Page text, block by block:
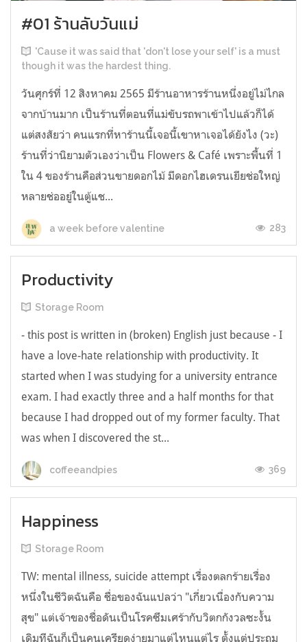
#01 ร้านลับวันแม่
'Cause it was said that 'don't lose your self' is a must
though it was the hardest thing.
วันศุกร์ที่ 12 สิงหาคม 2565 มีร้านอาหารร้านหนึ่งอยู่ไม่ไกล
จากบ้านมาก เป็นร้านที่ตอนที่แม่ขับรถพาเข้าไปแล้วก็ได้
แต่สงสัยว่า คนแรกที่หาร้านนี้เจอนี้เขาหาเจอได้ยังไง (วะ)
ร้านที่ว่านิยามตัวเองว่าเป็น Flowers & Café เพราะพื้นที่ 1
ใน 4 ของร้านคือส่วนขายดอกไม้ มีดอกไฮเดรนเยียช่อใหญ่
หลายช่ออยู่ในตู้แช...
a week before valentine 283
Productivity
Storage Room
- this post is written in (broken) English just because - I
have a love-hate relationship with productivity. It
started when I was studying for a university entrance
exam. I had exactly three and a half months for that
because I had dropped out of my former faculty. That
was when I discovered the st...
coffeeandpies 369
Happiness
Storage Room
TW: mental illness, suicide attempt เรื่องตลกร้ายเรื่อง
หนึ่งในชีวิตฉันคือ ชื่อของฉันแปลว่า "เกี่ยวเนื่องกับความ
สุข" แต่เจ้าของชื่อดันเป็นโรคซึมเศร้ากับวิตกกังวลซะงั้น
เดิมทีฉันก็เป็นคนเครียดง่ายมาแต่ไหนแต่ไร ตั้งแต่ประถม